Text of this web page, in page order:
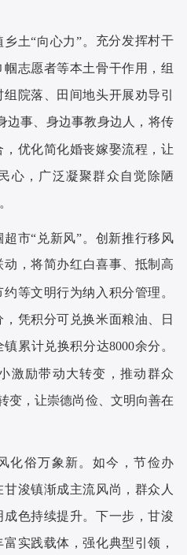
乡土“向心力”。 充分发挥村干
志愿者等本土骨干作用，组
院落、田间地头开展劝导引
边事、身边事教身边人，将传
优化简化婚丧嫁娶流程，让
心，广泛凝聚群众自觉除陋
超市“兑新风”。 创新推行移风
动，将简办红白喜事、抵制高
等文明行为纳入积分管理。
凭积分可兑换米面粮油、日
镇累计兑换积分达8000余分。
激励带动大转变，推动群众
变，让崇德尚俭、文明向善在
化俗万象新。如今，节俭办
浚镇渐成主流风尚，群众人
色持续提升。下一步，甘浚
实践载体，强化典型引领，